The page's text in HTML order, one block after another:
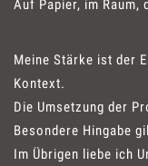
Auf Papier, im Raum,
Meine Stärke ist der
Kontext.
Die Umsetzung der
Besondere Hingabe
Im Übrigen liebe ich